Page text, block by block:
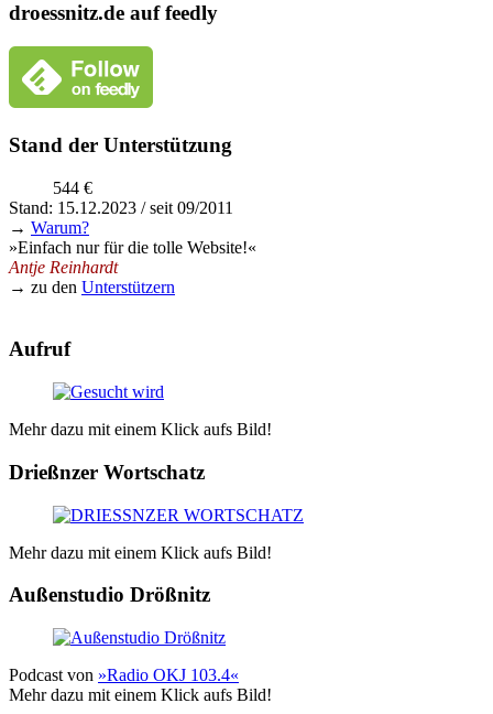
droessnitz.de auf feedly
Stand der Unterstützung
544 €
Stand: 15.12.2023 / seit 09/2011
→ Warum?
»Einfach nur für die tolle Website!«
Antje Reinhardt
→ zu den Unterstützern
Aufruf
Mehr dazu mit einem Klick aufs Bild!
Drießnzer Wortschatz
Mehr dazu mit einem Klick aufs Bild!
Außenstudio Drößnitz
Podcast von »Radio OKJ 103.4«
Mehr dazu mit einem Klick aufs Bild!